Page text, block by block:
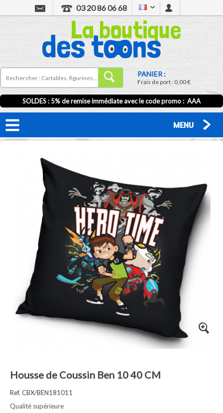
03 20 86 06 68
PANIER :
Frais de port :0,00 €
SOLDES : 5% de remise immédiate avec le code promo : AAA
MENU
Housse de Coussin Ben 10 40 CM
Ref. CBX/BEN181011
Qualité supérieure